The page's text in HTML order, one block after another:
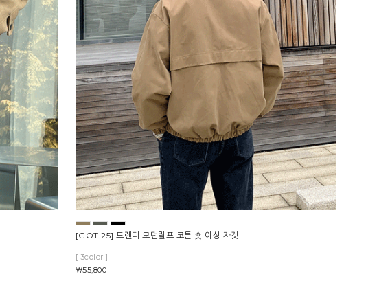
[GOT.25] 트렌디 모던랄프 코튼 숏 야상 자켓
[ 3color ]
￦55,800